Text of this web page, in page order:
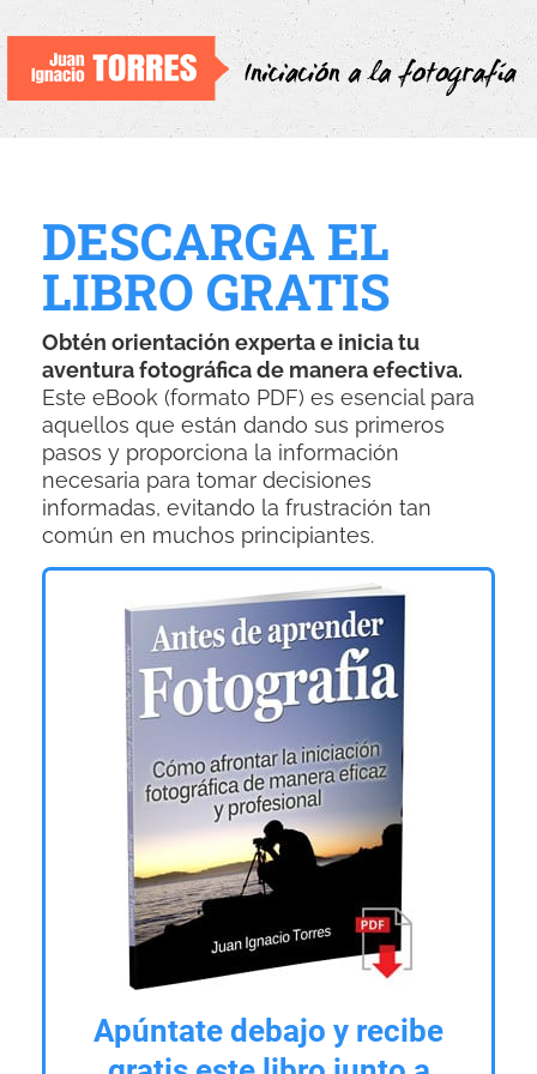
DESCARGA EL
LIBRO GRATIS
Obtén orientación experta e inicia tu
aventura fotográfica de manera efectiva.
Este eBook (formato PDF) es esencial para
aquellos que están dando sus primeros
pasos y proporciona la información
necesaria para tomar decisiones
informadas, evitando la frustración tan
común en muchos principiantes.
Apúntate debajo y recibe